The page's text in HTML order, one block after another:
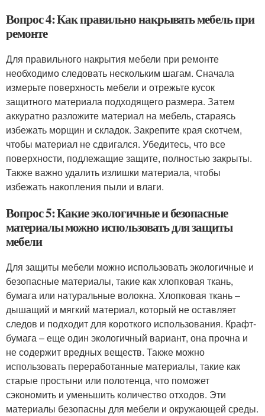
Вопрос 4: Как правильно накрывать мебель при
ремонте
Для правильного накрытия мебели при ремонте
необходимо следовать нескольким шагам. Сначала
измерьте поверхность мебели и отрежьте кусок
защитного материала подходящего размера. Затем
аккуратно разложите материал на мебель, стараясь
избежать морщин и складок. Закрепите края скотчем,
чтобы материал не сдвигался. Убедитесь, что все
поверхности, подлежащие защите, полностью закрыты.
Также важно удалить излишки материала, чтобы
избежать накопления пыли и влаги.
Вопрос 5: Какие экологичные и безопасные
материалы можно использовать для защиты
мебели
Для защиты мебели можно использовать экологичные и
безопасные материалы, такие как хлопковая ткань,
бумага или натуральные волокна. Хлопковая ткань –
дышащий и мягкий материал, который не оставляет
следов и подходит для короткого использования. Крафт-
бумага – еще один экологичный вариант, она прочна и
не содержит вредных веществ. Также можно
использовать переработанные материалы, такие как
старые простыни или полотенца, что поможет
сэкономить и уменьшить количество отходов. Эти
материалы безопасны для мебели и окружающей среды.